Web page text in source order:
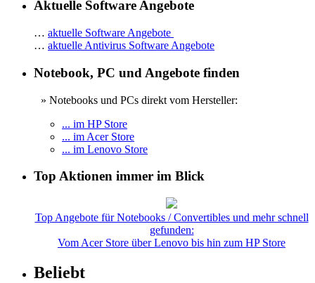
Aktuelle Software Angebote
… aktuelle Software Angebote
… aktuelle Antivirus Software Angebote
Notebook, PC und Angebote finden
» Notebooks und PCs direkt vom Hersteller:
... im HP Store
... im Acer Store
... im Lenovo Store
Top Aktionen immer im Blick
Top Angebote für Notebooks / Convertibles und mehr schnell
gefunden:
Vom Acer Store über Lenovo bis hin zum HP Store
Beliebt